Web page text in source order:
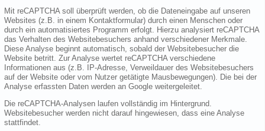
Mit reCAPTCHA soll überprüft werden, ob die Dateneingabe auf unseren
Websites (z.B. in einem Kontaktformular) durch einen Menschen oder
durch ein automatisiertes Programm erfolgt. Hierzu analysiert reCAPTCHA
das Verhalten des Websitebesuchers anhand verschiedener Merkmale.
Diese Analyse beginnt automatisch, sobald der Websitebesucher die
Website betritt. Zur Analyse wertet reCAPTCHA verschiedene
Informationen aus (z.B. IP-Adresse, Verweildauer des Websitebesuchers
auf der Website oder vom Nutzer getätigte Mausbewegungen). Die bei der
Analyse erfassten Daten werden an Google weitergeleitet.
Die reCAPTCHA-Analysen laufen vollständig im Hintergrund.
Websitebesucher werden nicht darauf hingewiesen, dass eine Analyse
stattfindet.